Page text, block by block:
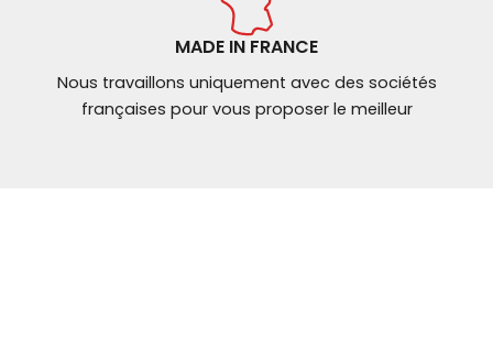
MADE IN FRANCE
Nous travaillons uniquement avec des sociétés
françaises pour vous proposer le meilleur